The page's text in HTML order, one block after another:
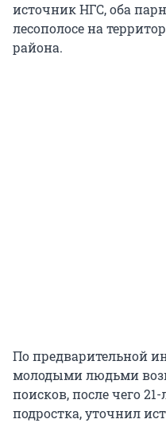
источник НГС, оба
лесополосе на
района.
По предварительной
молодыми людьми
поисков, после чего
подростка, уточнил